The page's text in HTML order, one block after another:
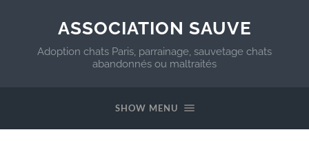
ASSOCIATION SAUVE
Adoption chats Paris, parrainage, sauvetage chats
abandonnés ou maltraités
SHOW MENU